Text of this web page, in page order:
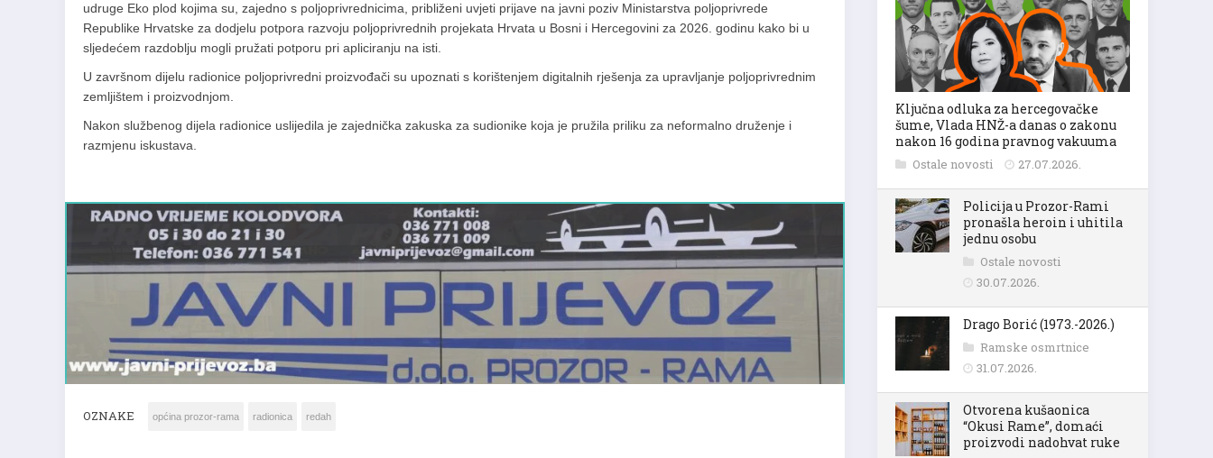
udruge Eko plod kojima su, zajedno s poljoprivrednicima, približeni uvjeti prijave na javni poziv Ministarstva poljoprivrede
Republike Hrvatske za dodjelu potpora razvoju poljoprivrednih projekata Hrvata u Bosni i Hercegovini za 2026. godinu kako bi u
sljedećem razdoblju mogli pružati potporu pri apliciranju na isti.
U završnom dijelu radionice poljoprivredni proizvođači su upoznati s korištenjem digitalnih rješenja za upravljanje poljoprivrednim
zemljištem i proizvodnjom.
Nakon službenog dijela radionice uslijedila je zajednička zakuska za sudionike koja je pružila priliku za neformalno druženje i
razmjenu iskustava.
OZNAKE općina prozor-rama
Ključna odluka za hercegovačke
šume, Vlada HNŽ-a danas o zakonu
nakon 16 godina pravnog vakuuma
Ostale novosti 27.07.2026.
Policija u Prozor-Rami
pronašla heroin i uhitila
jednu osobu
Ostale novosti
30.07.2026.
Drago Borić (1973.-2026.)
Ramske osmrtnice
31.07.2026.
Otvorena kušaonica
“Okusi Rame”, domaći
proizvodi nadohvat ruke